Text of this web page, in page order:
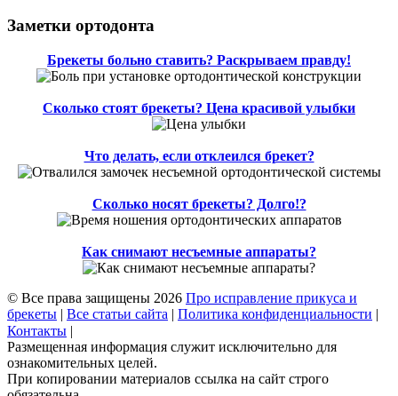
Заметки ортодонта
Брекеты больно ставить? Раскрываем правду!
Сколько стоят брекеты? Цена красивой улыбки
Что делать, если отклеился брекет?
Сколько носят брекеты? Долго!?
Как снимают несъемные аппараты?
© Все права защищены 2026 Про исправление прикуса и
брекеты | Все статьи сайта | Политика конфиденциальности |
Контакты |
Размещенная информация служит исключительно для
ознакомительных целей.
При копировании материалов ссылка на сайт строго